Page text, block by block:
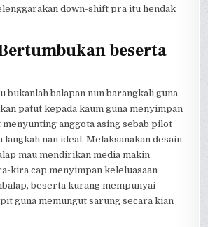
down-shift pra itu hendak
beserta
bukanlah balapan nun barangkali guna
patut kepada kaum guna menyimpan
anggota asing sebab pilot
langkah nan ideal. Melaksanakan desain
mau mendirikan media makin
kira cap menyimpan keleluasaan
beserta kurang mempunyai
guna memungut sarung secara kian